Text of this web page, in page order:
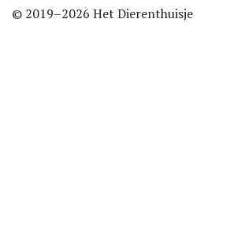
© 2019–2026 Het Dierenthuisje